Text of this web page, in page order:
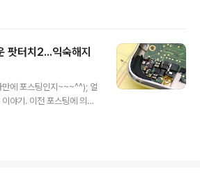
x 1 정도 되겠다. 결론적
o2M8r HP 공식 드라
좌측 힌지 완파, 우측
부 파손, 하판 일부 파손, 키
기판, 쿨러 및 하판 먼지/오
팟터치2...익숙해지
만에 포스팅인지~~~^^); 얼
야기. 이전 포스팅에 의해
서 실수가 있었던 건지 아
...스스로 자가충전 기능이